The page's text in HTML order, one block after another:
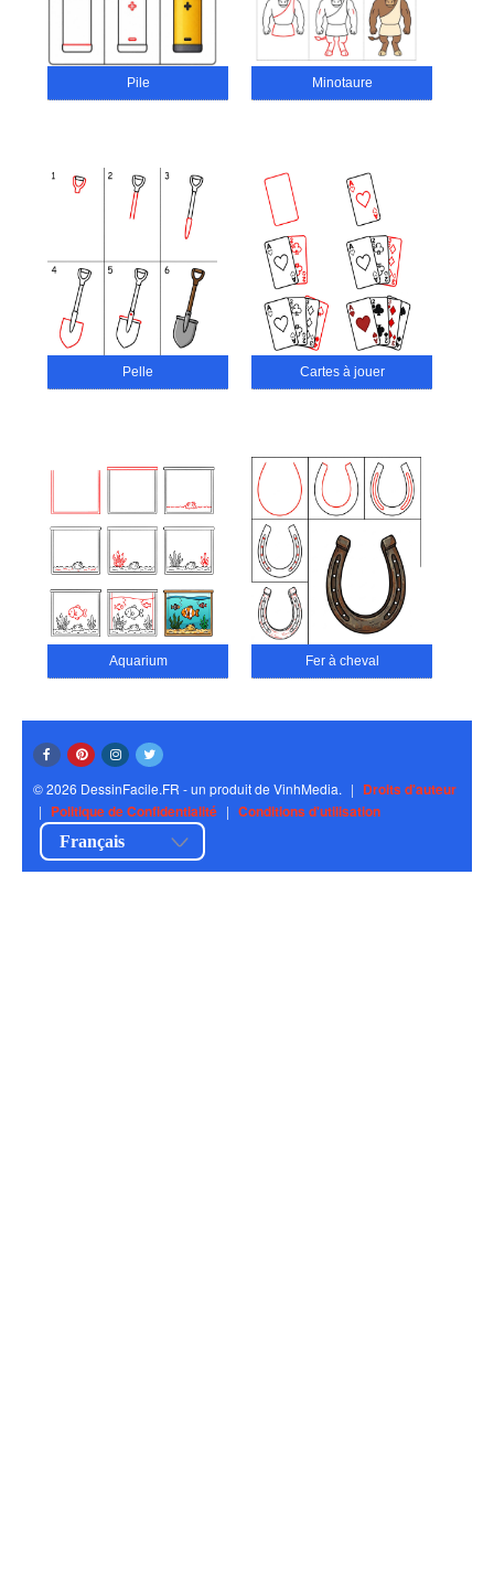
Pile Minotaure
Pelle Cartes à jouer
Aquarium Fer à cheval
© 2026 DessinFacile.FR - un produit de VinhMedia. | Droits d'auteur
| Politique de Confidentialité | Conditions d'utilisation
Français